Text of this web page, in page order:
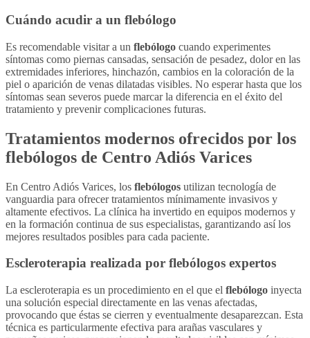
Cuándo acudir a un flebólogo
Es recomendable visitar a un flebólogo cuando experimentes
síntomas como piernas cansadas, sensación de pesadez, dolor en las
extremidades inferiores, hinchazón, cambios en la coloración de la
piel o aparición de venas dilatadas visibles. No esperar hasta que los
síntomas sean severos puede marcar la diferencia en el éxito del
tratamiento y prevenir complicaciones futuras.
Tratamientos modernos ofrecidos por los
flebólogos de Centro Adiós Varices
En Centro Adiós Varices, los flebólogos utilizan tecnología de
vanguardia para ofrecer tratamientos mínimamente invasivos y
altamente efectivos. La clínica ha invertido en equipos modernos y
en la formación continua de sus especialistas, garantizando así los
mejores resultados posibles para cada paciente.
Escleroterapia realizada por flebólogos expertos
La escleroterapia es un procedimiento en el que el flebólogo inyecta
una solución especial directamente en las venas afectadas,
provocando que éstas se cierren y eventualmente desaparezcan. Esta
técnica es particularmente efectiva para arañas vasculares y